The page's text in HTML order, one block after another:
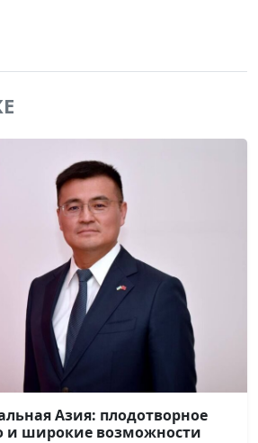
Азия: плодотворное
и широкие возможности